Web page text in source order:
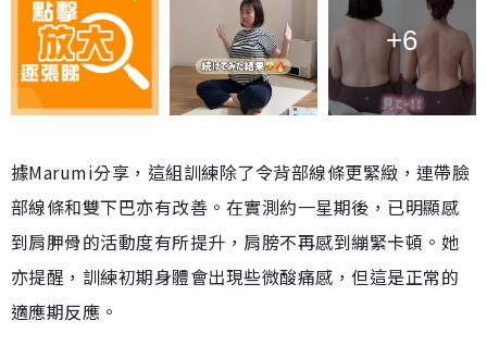
+6
據Marumi分享，這組訓練除了令背部線條更緊緻，連帶臉
部線條和雙下巴亦有改善。在實測約一星期後，已明顯感
到肩胛骨的活動度有所提升，肩膀不再感到繃緊卡頓。她
亦提醒，訓練初期身體會出現些微酸痛感，但這是正常的
適應期反應。